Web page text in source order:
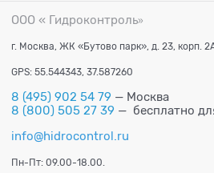
ООО « Гидроконтроль»
г. Москва, ЖК «Бутово парк», д. 23, корп.
GPS: 55.544343, 37.587260
8 (495) 902 54 79 — Москва
8 (800) 505 27 39 — бесплатно
info@hidrocontrol.ru
Пн-Пт: 09.00-18.00.